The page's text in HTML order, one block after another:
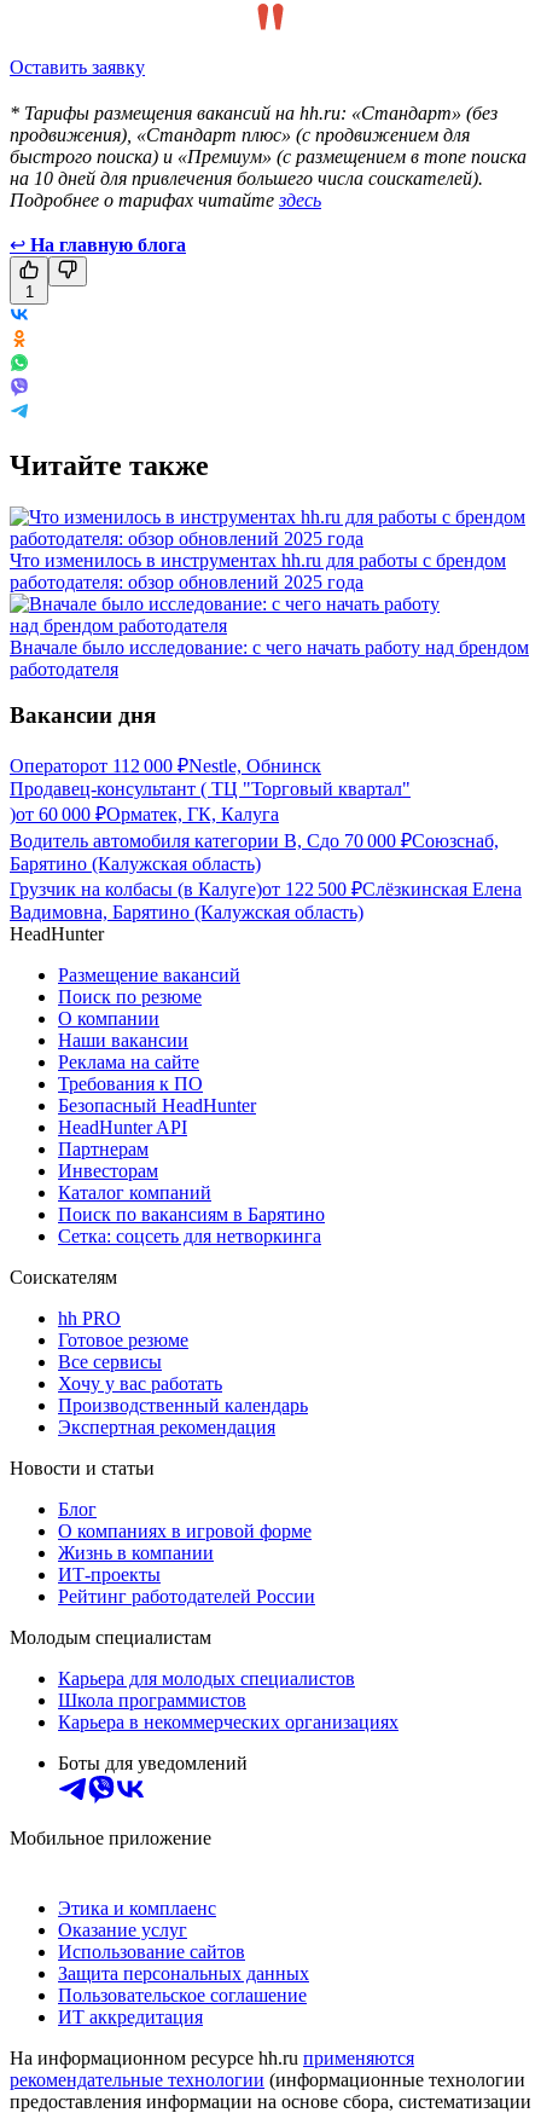
Оставить заявку
* Тарифы размещения вакансий на hh.ru: «Стандарт» (без
продвижения), «Стандарт плюс» (с продвижением для
быстрого поиска) и «Премиум» (с размещением в топе поиска
на 10 дней для привлечения большего числа соискателей).
Подробнее о тарифах читайтездесь
↩ На главную блога
1
Читайте также
Что изменилось в инструментах hh.ru для работы с брендом
работодателя: обзор обновлений 2025 года
Вначале было исследование: с чего начать работу над брендом
работодателя
Вакансии дня
Операторот 112 000 ₽Nestle, Обнинск
Продавец-консультант ( ТЦ "Торговый квартал"
)от 60 000 ₽Орматек, ГК, Калуга
Водитель автомобиля категории В, Сдо 70 000 ₽Союзснаб,
Барятино (Калужская область)
Грузчик на колбасы (в Калуге)от 122 500 ₽Слёзкинская Елена
Вадимовна, Барятино (Калужская область)
HeadHunter
Размещение вакансий
Поиск по резюме
О компании
Наши вакансии
Реклама на сайте
Требования к ПО
Безопасный HeadHunter
HeadHunter API
Партнерам
Инвесторам
Каталог компаний
Поиск по вакансиям в Барятино
Сетка: соцсеть для нетворкинга
Соискателям
hh PRO
Готовое резюме
Все сервисы
Хочу у вас работать
Производственный календарь
Экспертная рекомендация
Новости и статьи
Блог
О компаниях в игровой форме
Жизнь в компании
ИТ-проекты
Рейтинг работодателей России
Молодым специалистам
Карьера для молодых специалистов
Школа программистов
Карьера в некоммерческих организациях
Боты для уведомлений
Мобильное приложение
Этика и комплаенс
Оказание услуг
Использование сайтов
Защита персональных данных
Пользовательское соглашение
ИТ аккредитация
На информационном ресурсе hh.ru применяются
рекомендательные технологии (информационные технологии
предоставления информации на основе сбора, систематизации